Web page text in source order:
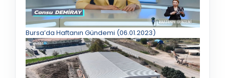
Bursa’da Haftanın Gündemi (06.01.2023)